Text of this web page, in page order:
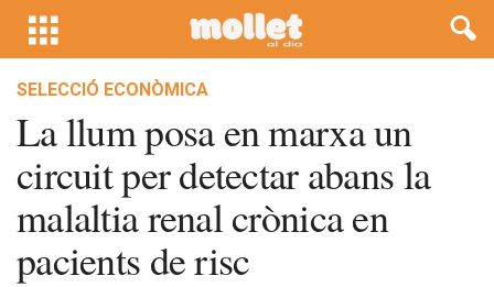
SELECCIÓ ECONÒMICA
La llum posa en marxa un
circuit per detectar abans la
malaltia renal crònica en
pacients de risc